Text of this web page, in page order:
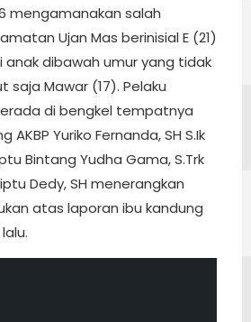
mengamanakan salah
Ujan Mas berinisial E (21)
dibawah umur yang tidak
saja Mawar (17). Pelaku
di bengkel tempatnya
Yuriko Fernanda, SH S.Ik
Bintang Yudha Gama, S.Trk
Dedy, SH menerangkan
atas laporan ibu kandung